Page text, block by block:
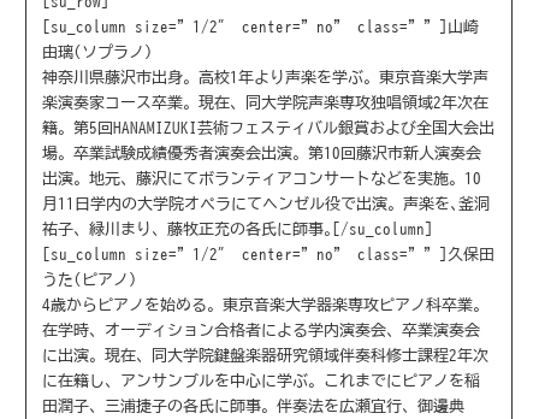
[su_column size=”1/2″ center=”no” class=””]山崎
由璃(ソプラノ)
神奈川県藤沢市出身。高校1年より声楽を学ぶ。東京音楽大学声
楽演奏家コース卒業。現在、同大学院声楽専攻独唱領域2年次在
籍。第5回HANAMIZUKI芸術フェスティバル銀賞および全国大会出
場。卒業試験成績優秀者演奏会出演。第10回藤沢市新人演奏会
出演。地元、藤沢にてボランティアコンサートなどを実施。10
月11日学内の大学院オペラにてヘンゼル役で出演。声楽を､釜洞
祐子、緑川まり、藤牧正充の各氏に師事｡
[/su_column]
[su_column size=”1/2″ center=”no” class=””]久保田
うた(ピアノ)
4歳からピアノを始める。東京音楽大学器楽専攻ピアノ科卒業。
在学時、オーディション合格者による学内演奏会、卒業演奏会
に出演。現在、同大学院鍵盤楽器研究領域伴奏科修士課程2年次
に在籍し、アンサンブルを中心に学ぶ。これまでにピアノを稲
田潤子、三浦捷子の各氏に師事。伴奏法を広瀬宜行、御邊典